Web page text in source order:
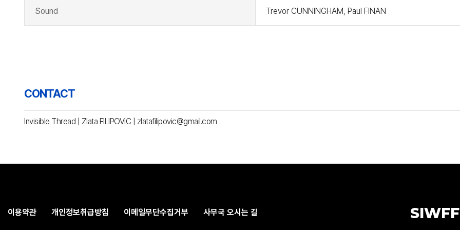
Sound Trevor CUNNINGHAM, Paul FINAN
CONTACT
Invisible Thread | Zlata FILIPOVIC | zlatafilipovic@gmail.com
이용약관 개인정보취급방침 이메일무단수집거부 사무국 오시는 길